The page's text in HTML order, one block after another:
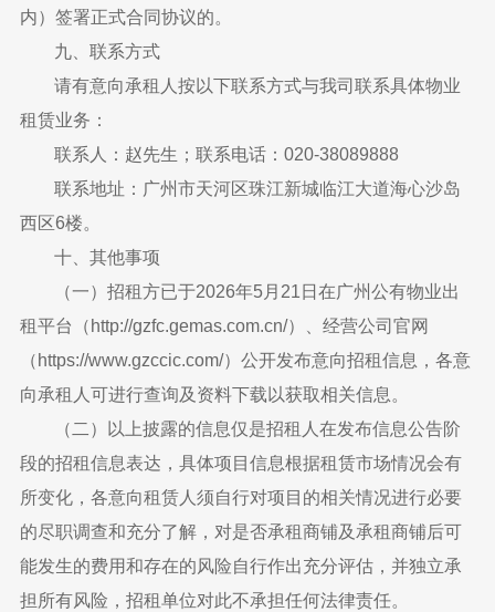
内）签署正式合同协议的。
九、联系方式
请有意向承租人按以下联系方式与我司联系具体物业
租赁业务：
联系人：赵先生；联系电话：020-38089888
联系地址：广州市天河区珠江新城临江大道海心沙岛
西区6楼。
十、其他事项
（一）招租方已于2026年5月21日在广州公有物业出
租平台（http://gzfc.gemas.com.cn/）、经营公司官网
（https://www.gzccic.com/）公开发布意向招租信息，各意
向承租人可进行查询及资料下载以获取相关信息。
（二）以上披露的信息仅是招租人在发布信息公告阶
段的招租信息表达，具体项目信息根据租赁市场情况会有
所变化，各意向租赁人须自行对项目的相关情况进行必要
的尽职调查和充分了解，对是否承租商铺及承租商铺后可
能发生的费用和存在的风险自行作出充分评估，并独立承
担所有风险，招租单位对此不承担任何法律责任。